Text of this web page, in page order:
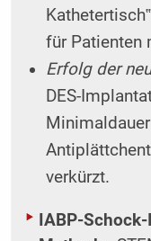
für Patienten
Erfolg der
DES-
verkürzt.
IABP-